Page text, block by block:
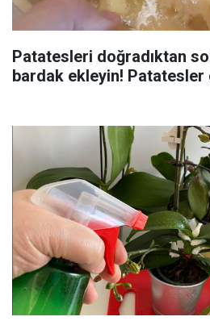
Patatesleri doğradıktan
bardak ekleyin! Patatesler